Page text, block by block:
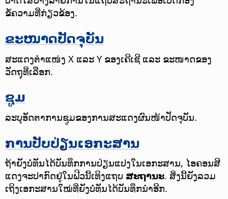
ຂໍ້ຄວາມທີ່ກ່ຽວຂ້ອງ.
ຂະໜາດປັດຈຸບັນ
ສະແດງຕຳແໜ່ງ X ແລະ Y ຂອງເຄີເຊີ ແລະ ຂະໜາດຂອງ
ວັດຖຸທີ່ເລືອກ.
ຊູມ
ລະບຸອັດຕາການຊູມຂອງການສະແດງຜົນໜ້າປັດຈຸບັນ.
ການປັບປ່ຽນເອກະສານ
ຖ້າຍັງບໍ່ທັນໄດ້ບັນທຶກການປ່ຽນແປງໃນເອກະສານ, ໄອຄອນສີ
ແດງຈະປາກົດຢູ່ໃນຟີວນີ້ເທິງແຖບ ສະຖານະ. ສິ່ງນີ້ຍັງລວມ
ເຖິງເອກະສານໃໝ່ທີ່ຍັງບໍ່ທັນໄດ້ບັນທຶກນຳອີກ.